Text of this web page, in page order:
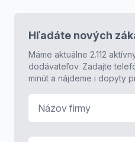
Hľadáte nových
Máme aktuálne 2.112
dodávateľov. Zadajte
minút a nájdeme i dopyty